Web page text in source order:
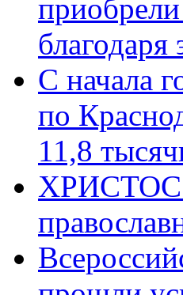
С начала
по
11,8
ХРИСТОС